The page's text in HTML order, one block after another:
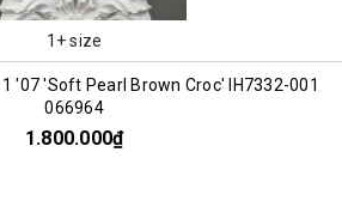
1+ size
'07 'Soft Pearl Brown Croc' IH7332-001
066964
1.800.000₫